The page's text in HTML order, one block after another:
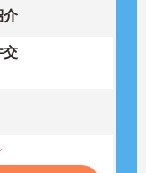
介
交